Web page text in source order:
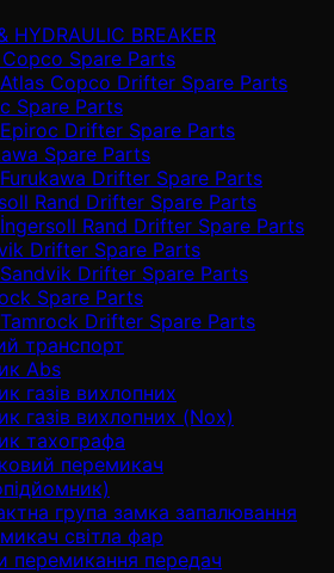
HYDRAULIC BREAKER
Spare Parts
Atlas Copco Drifter Spare Parts
Spare Parts
Epiroc Drifter Spare Parts
Spare Parts
Furukawa Drifter Spare Parts
Rand Drifter Spare Parts
İngersoll Rand Drifter Spare Parts
Drifter Spare Parts
Sandvik Drifter Spare Parts
Spare Parts
Tamrock Drifter Spare Parts
транспорт
Abs
газів вихлопних
газів вихлопних (Nox)
тахографа
перемикач
група замка запалювання
світла фар
перемикання передач